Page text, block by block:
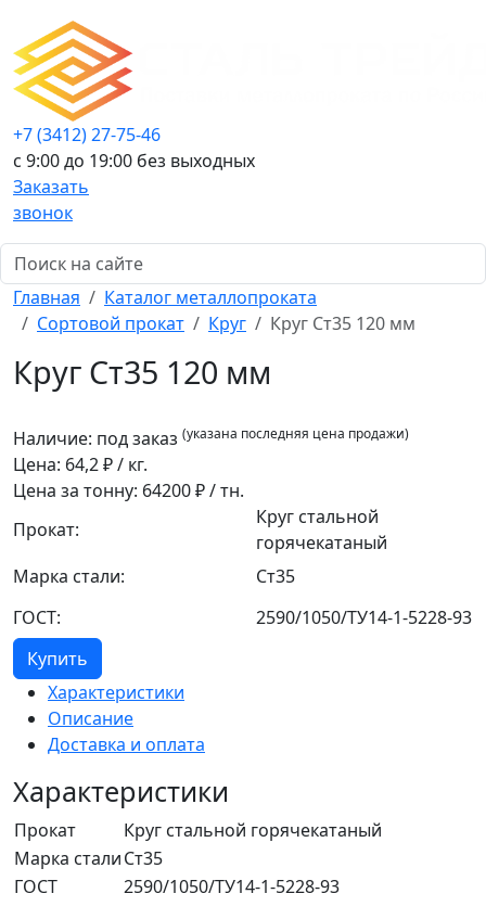
+7 (3412) 27-75-46
c 9:00 до 19:00 без выходных
Заказать
звонок
Главная
Каталог металлопроката
Сортовой прокат
Круг Круг Ст35 120 мм
Круг Ст35 120 мм
Наличие: под заказ (указана последняя цена продажи)
Цена: 64,2₽ / кг.
Цена за тонну: 64200₽ / тн.
Прокат:
Круг стальной
горячекатаный
Марка стали:
Ст35
ГОСТ:
2590/1050/ТУ14-1-5228-93
Купить
Характеристики
Описание
Доставка и оплата
Характеристики
Прокат
Круг стальной горячекатаный
Марка сталиСт35
ГОСТ
2590/1050/ТУ14-1-5228-93